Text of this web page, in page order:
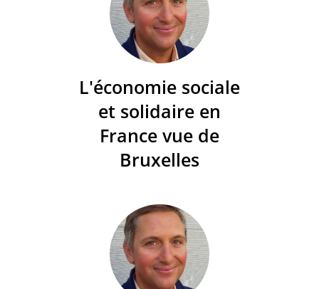
L'économie sociale
et solidaire en
France vue de
Bruxelles